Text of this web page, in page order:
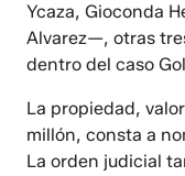
Ycaza, Gioconda
Alvarez—, otras
dentro del caso
La propiedad,
millón, consta a
La orden judicial